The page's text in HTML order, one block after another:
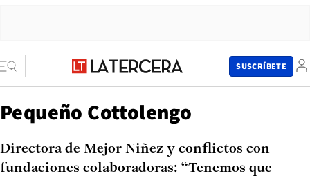
SUSCRÍBETE
Pequeño Cottolengo
Directora de Mejor Niñez y conflictos con
fundaciones colaboradoras: “Tenemos que